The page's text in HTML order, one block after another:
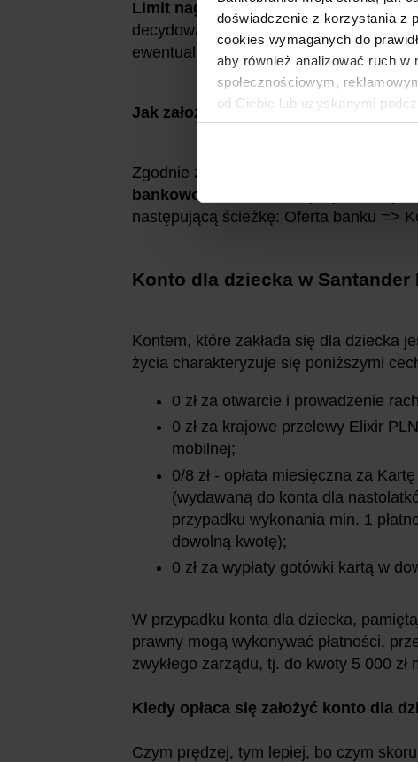
doświadczenie z korzystania z
cookies wymaganych do
aby również analizować ruch w
społecznościowym,
od Ciebie lub uzyskanymi
Limit nagród.W tej promocji bank
decydować będzie kolejność rejestracji i
ewentualnym przedterminowym
Jak założyć konto dla dziecka?
Zgodnie z regulaminem
udział w
bankowość internetową
następującą ścieżkę: Oferta banku =>
Konto dla dziecka w
Kontem, które zakłada się dla dziecka
życia charakteryzuje się poniższymi
0 zł za otwarcie i prowadzenie
0 zł za krajowe przelewy Elixir
mobilnej;
0/8 zł - opłata miesięczna za
(wydawaną do konta dla
przypadku wykonania min. 1
dowolną kwotę);
0 zł za wypłaty gotówki kartą w
W przypadku konta dla dziecka,
prawny mogą wykonywać płatności,
zwykłego zarządu, tj. do kwoty 5 000 zł
Kiedy opłaca się założyć konto dla
Czym prędzej, tym lepiej, bo czym